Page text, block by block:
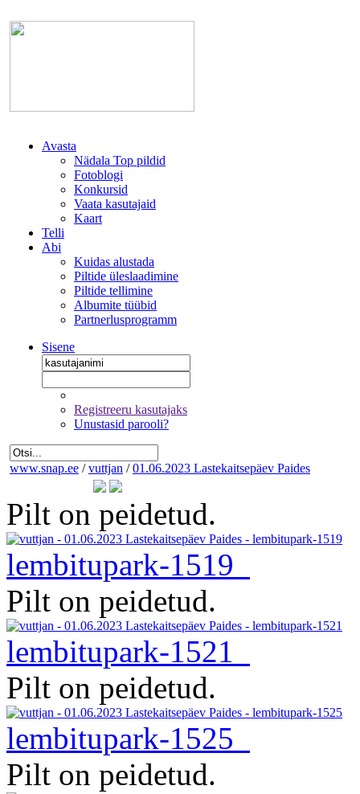
Avasta
Nädala Top pildid
Fotoblogi
Konkursid
Vaata kasutajaid
Kaart
Telli
Abi
Kuidas alustada
Piltide üleslaadimine
Piltide tellimine
Albumite tüübid
Partnerlusprogramm
Sisene
Registreeru kasutajaks
Unustasid parooli?
www.snap.ee / vuttjan / 01.06.2023 Lastekaitsepäev Paides
Pilt on peidetud.
lembitupark-1519
Pilt on peidetud.
lembitupark-1521
Pilt on peidetud.
lembitupark-1525
Pilt on peidetud.